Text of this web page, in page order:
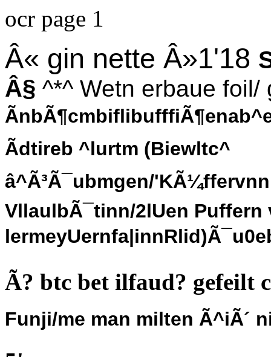
ocr page 1
Â« gin nette Â»1'18
Â§ ^*^ Wetn erbaue foil/
Ãdtireb ^lurtm (Biewltc^
â^Ã³Ã¯ubmgen/
VllaulbÃ¯tinn/2lUen Puffern
Ã? btc bet ilfaud?
Funji/me man milten Ã^iÃ´